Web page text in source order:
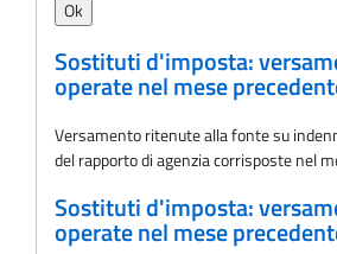
Sostituti d'imposta:
operate nel mese
Versamento ritenute alla fonte su
del rapporto di agenzia corrisposte nel
Sostituti d'imposta:
operate nel mese